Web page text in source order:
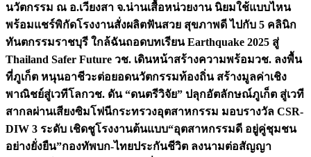
นวัตกรรม ณ อ.เวียงสา จ.น่านเสื้อหน่วยงาน นิยมใช้แบบไหน
พร้อมแชร์พิกัดโรงงานสั่งผลิตฟันสวย สุขภาพดี ไปกับ 5 คลินิก
ทันตกรรมราชบุรี ใกล้ฉันถอดบทเรียน Earthquake 2025 สู่
Thailand Safer Future วช. เดินหน้าสร้างความพร้อมวช. ลงพื้น
ที่ภูเก็ต หนุนอาชีวะต่อยอดนวัตกรรมท้องถิ่น สร้างมูลค่าเชิง
พาณิชย์สู่เวทีโลกวช. ดัน “ดนตรีวิจัย” ปลุกอัตลักษณ์ภูเก็ต สู่เวที
สากลผ่านเสียงซิมโฟนีกระทรวงอุตสาหกรรม มอบรางวัล CSR-
DIW 3 ระดับ เชิดชูโรงงานต้นแบบ“อุตสาหกรรมดี อยู่คู่ชุมชน
อย่างยั่งยืน”กองทัพบก-ไทยประกันชีวิต ลงนามต่อสัญญา